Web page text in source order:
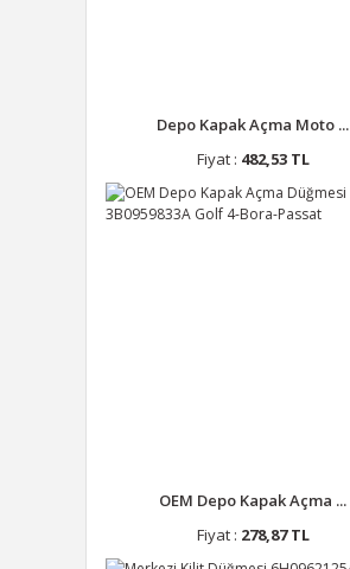
Depo Kapak Açma Moto ...
Fiyat : 482,53 TL
OEM Depo Kapak Açma ...
Fiyat : 278,87 TL